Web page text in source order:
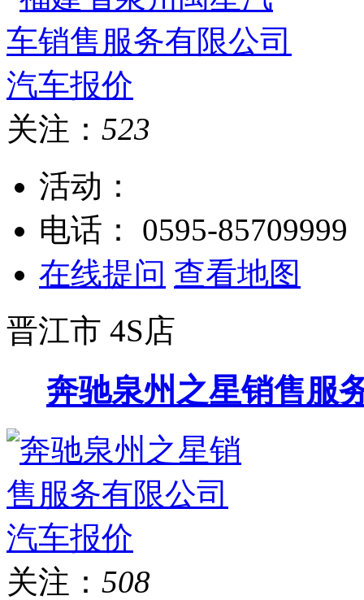
关注： 523
活动：
电话：
0595-85709999
在线提问 查看地图
晋江市 4S店
奔驰泉州之星销售服
关注： 508